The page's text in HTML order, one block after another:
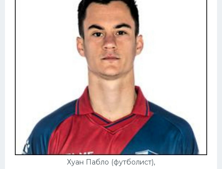
Хуан Пабло (футболист),